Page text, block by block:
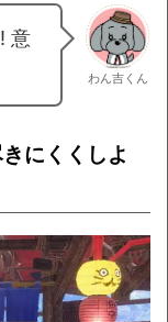
意
わん吉くん
にくくしよ